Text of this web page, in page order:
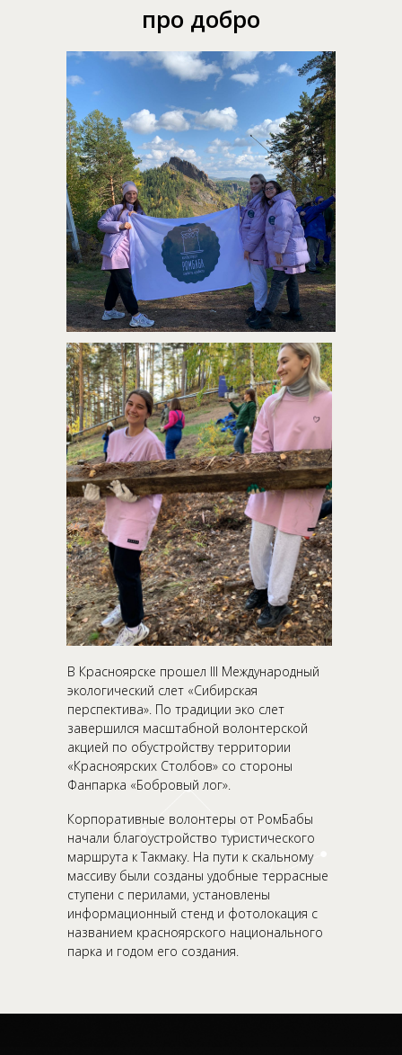
про добро
В Красноярске прошел III Международный
экологический слет «Сибирская
перспектива». По традиции эко слет
завершился масштабной волонтерской
акцией по обустройству территории
«Красноярских Столбов» со стороны
Фанпарка «Бобровый лог».
Корпоративные волонтеры от РомБабы
начали благоустройство туристического
маршрута к Такмаку. На пути к скальному
массиву были созданы удобные террасные
ступени с перилами, установлены
информационный стенд и фотолокация с
названием красноярского национального
парка и годом его создания.